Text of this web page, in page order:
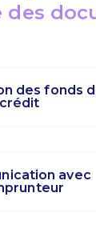
des
des fonds
crédit
avec